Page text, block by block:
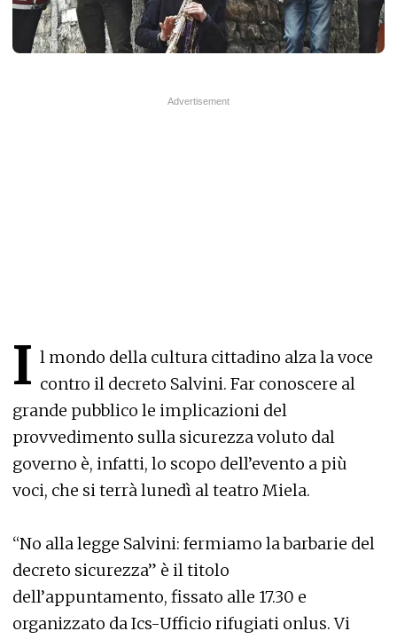
I l mondo della cultura cittadino alza la voce
contro il decreto Salvini. Far conoscere al
grande pubblico le implicazioni del
provvedimento sulla sicurezza voluto dal
governo è, infatti, lo scopo dell’evento a più
voci, che si terrà lunedì al teatro Miela.
“No alla legge Salvini: fermiamo la barbarie del
decreto sicurezza” è il titolo
dell’appuntamento, fissato alle 17.30 e
organizzato da Ics-Ufficio rifugiati onlus. Vi